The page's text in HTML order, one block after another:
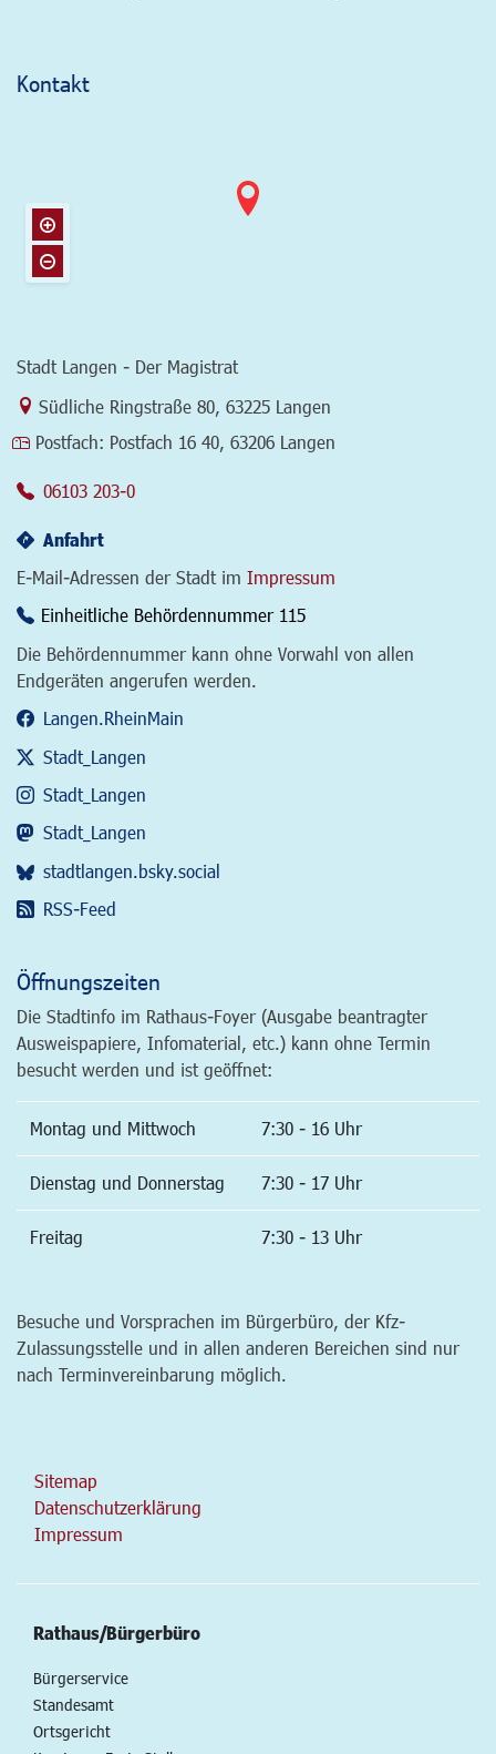
Kontakt
Stadt Langen - Der Magistrat
Link zur Google-Maps Navigation
Südliche Ringstraße 80 63225 Langen
Postfach: Postfach 16 40, 63206 Langen
06103 203-0
Anfahrt
E-Mail-Adressen der Stadt im Impressum
Einheitliche Behördennummer 115
Die Behördennummer kann ohne Vorwahl von allen
Endgeräten angerufen werden.
Langen.RheinMain
Stadt_Langen
Stadt_Langen
Stadt_Langen
stadtlangen.bsky.social
RSS-Feed
Öffnungszeiten
Die Stadtinfo im Rathaus-Foyer (Ausgabe beantragter
Ausweispapiere, Infomaterial, etc.) kann ohne Termin
besucht werden und ist geöffnet:
Montag und Mittwoch 7:30 - 16 Uhr
Dienstag und Donnerstag 7:30 - 17 Uhr
Freitag 7:30 - 13 Uhr
Besuche und Vorsprachen im Bürgerbüro, der Kfz-
Zulassungsstelle und in allen anderen Bereichen sind nur
nach Terminvereinbarung möglich.
Sitemap
Datenschutzerklärung
Impressum
Rathaus/Bürgerbüro
Bürgerservice
Standesamt
Ortsgericht